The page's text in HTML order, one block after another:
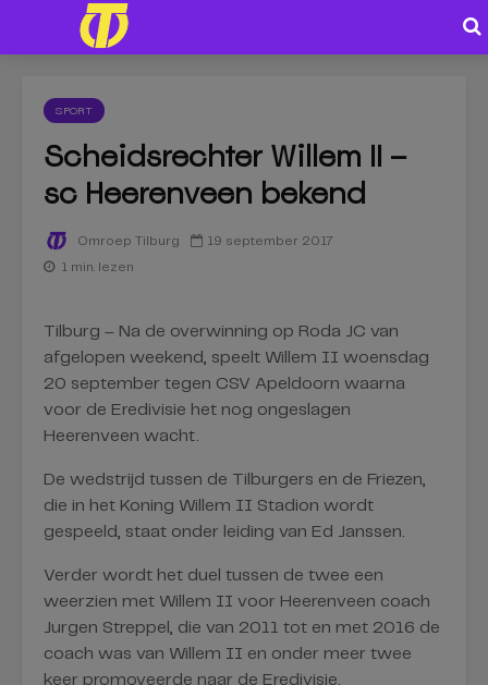
SPORT
Scheidsrechter Willem II –
sc Heerenveen bekend
Omroep Tilburg 19 september 2017
1 min. lezen
Tilburg – Na de overwinning op Roda JC van
afgelopen weekend, speelt Willem II woensdag
20 september tegen CSV Apeldoorn waarna
voor de Eredivisie het nog ongeslagen
Heerenveen wacht.
De wedstrijd tussen de Tilburgers en de Friezen,
die in het Koning Willem II Stadion wordt
gespeeld, staat onder leiding van Ed Janssen.
Verder wordt het duel tussen de twee een
weerzien met Willem II voor Heerenveen coach
Jurgen Streppel, die van 2011 tot en met 2016 de
coach was van Willem II en onder meer twee
keer promoveerde naar de Eredivisie.